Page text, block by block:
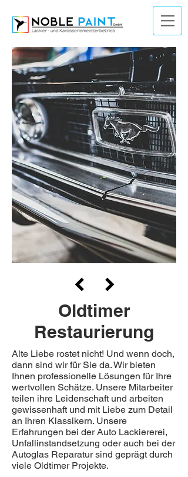
Oldtimer
Restaurierung
Alte Liebe rostet nicht! Und wenn doch,
dann sind wir für Sie da. Wir bieten
Ihnen professionelle Lösungen für Ihre
wertvollen Schätze. Unsere Mitarbeiter
teilen ihre Leidenschaft und arbeiten
gewissenhaft und mit Liebe zum Detail
an Ihren Klassikern. Unsere
Erfahrungen bei der Auto Lackiererei,
Unfallinstandsetzung oder auch bei der
Autoglas Reparatur sind geprägt durch
viele Oldtimer Projekte.